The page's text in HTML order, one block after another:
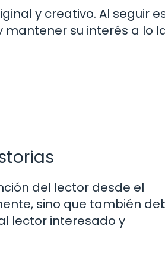
y creativo. Al seguir
su interés a lo
del lector desde el
sino que también
lector interesado y